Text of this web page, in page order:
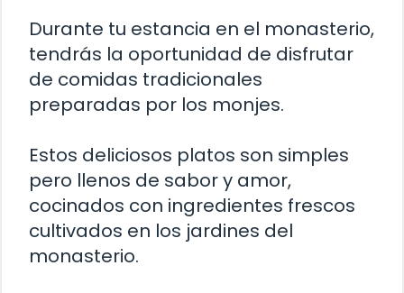
Durante tu estancia en el monasterio,
tendrás la oportunidad de disfrutar
de comidas tradicionales
preparadas por los monjes.
Estos deliciosos platos son simples
pero llenos de sabor y amor,
cocinados con ingredientes frescos
cultivados en los jardines del
monasterio.